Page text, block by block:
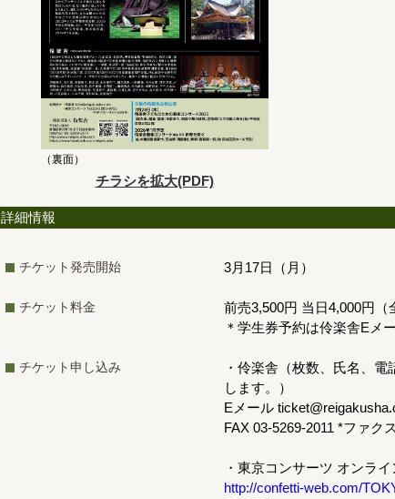
（裏面）
チラシを拡大(PDF)
詳細情報
チケット発売開始 3月17日（月）
チケット料金
前売3,500円 当日4,000円（
＊学生券予約は伶楽舎Eメ
チケット申し込み
・伶楽舎（枚数、氏名、
します。）
Eメール
FAX 03-5269-2011 *ファク
・東京コンサーツ オンラ
http://confetti-web.com/